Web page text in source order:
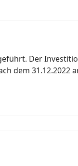
Der
dem 31.12.2022